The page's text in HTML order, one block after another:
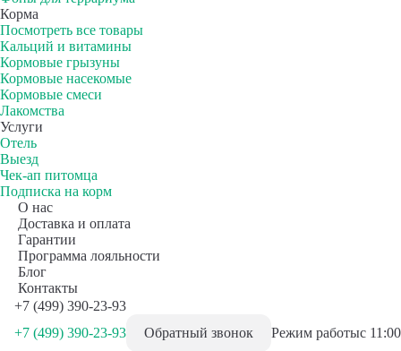
Корма
Посмотреть все товары
Кальций и витамины
Кормовые грызуны
Кормовые насекомые
Кормовые смеси
Лакомства
Услуги
Отель
Выезд
Чек-ап питомца
Подписка на корм
О нас
Доставка и оплата
Гарантии
Программа лояльности
Блог
Контакты
+7 (499) 390-23-93
+7 (499) 390-23-93
Обратный звонок Режим работыс 11:00